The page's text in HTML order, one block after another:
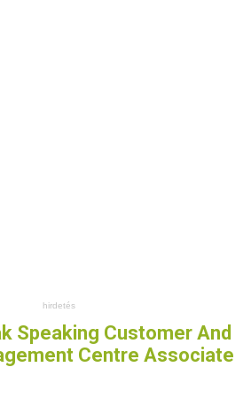
Speaking Customer And
Centre Associate